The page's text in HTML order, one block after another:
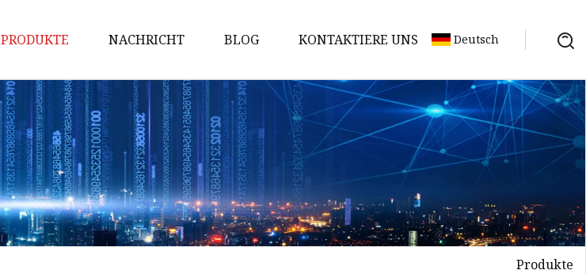
PRODUKTE
Ein-Aus-Ventil
Pneumatische Aktuatoren
Winkelhubregelventil
Gerades Hubregelventil
Kugel-Ein/Aus-Ventil
Kugelregelventil
NACHRICHT BLOG KONTAKTIERE UNS Deutsch
Produkte